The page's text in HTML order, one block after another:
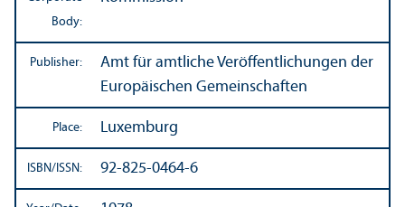
Body:
Publisher:
Amt für amtliche Veröffentlichungen der
Europäischen Gemeinschaften
Place: Luxemburg
ISBN/ISSN: 92-825-0464-6